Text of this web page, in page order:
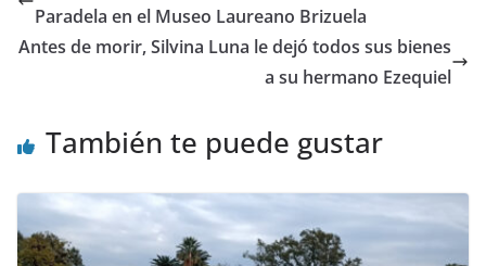
Paradela en el Museo Laureano Brizuela
Antes de morir, Silvina Luna le dejó todos sus bienes
a su hermano Ezequiel
También te puede gustar